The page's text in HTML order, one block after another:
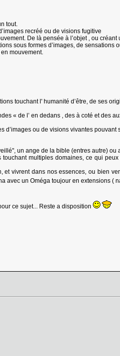
tout.
recréé ou de visions fugitive
De là pensée à l’objet , ou créant
sous formes d’images, de sensations
mouvement.
touchant l' humanité d’être, de ses
« de l’ en dedans , des à coté et des
d’images ou de visions vivantes pouvant
un ange de la bible (entres autre) ou
multiples domaines, ce qui
vivrent dans nos essences, ou bien
avec un Oméga toujour en extensions (
ce sujet... Reste a disposition